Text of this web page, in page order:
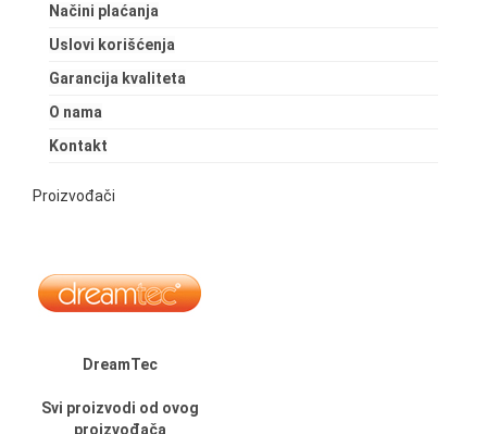
Načini plaćanja
Uslovi korišćenja
Garancija kvaliteta
O nama
Kontakt
Proizvođači
DreamTec
Svi proizvodi od ovog
proizvođača